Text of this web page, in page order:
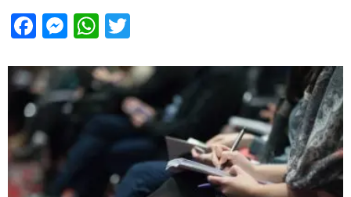
Facebook
Messenger
WhatsApp